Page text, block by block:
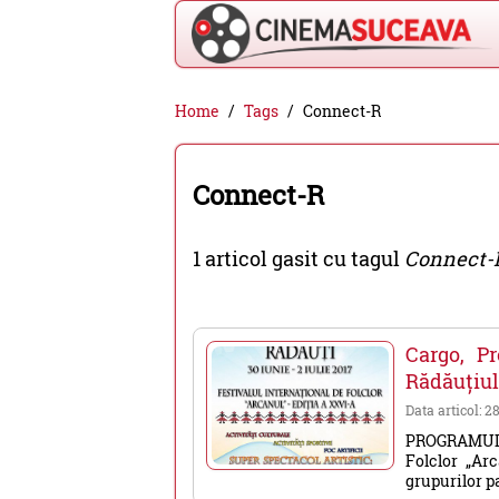
Cinema
Suceava
-
filme
cinema,
evenimente
din
Suceava
Home Tags Connect-R
Connect-R
1 articol gasit cu tagul Connect-
Cargo,
Data articol:
Folclor
grupurilor